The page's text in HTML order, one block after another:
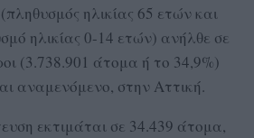
ηλικίας 65 ετών και
ηλικίας 0-14 ετών) ανήλθε σε
(3.738.901 άτομα ή το 34,9%)
αναμενόμενο, στην Αττική.
εκτιμάται σε 34.439 άτομα,